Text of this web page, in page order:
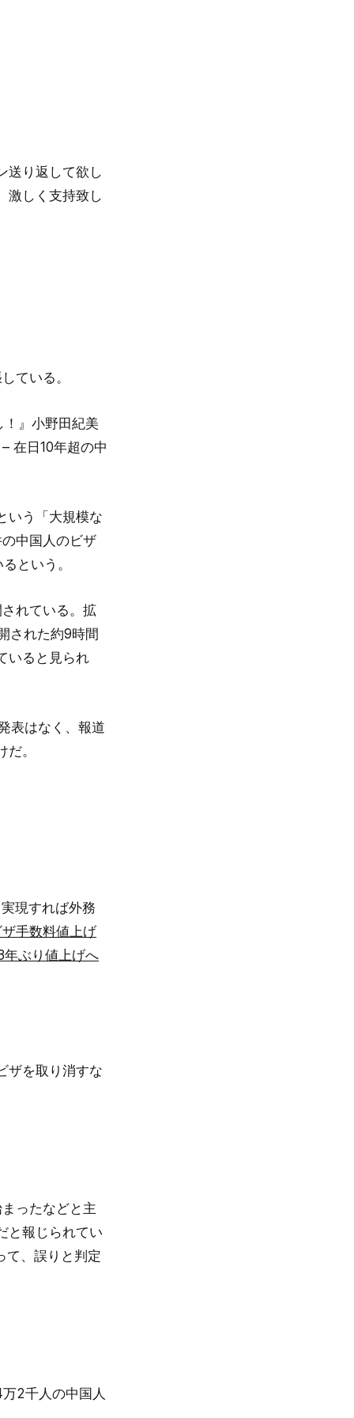
送り返して欲し
激しく支持致し
ている。
』小野田紀美
在日10年超の中
いう「大規模な
中国人のビザ
という。
れている。拡
された約9時間
いると見られ
表はなく、報道
。
現すれば外務
手数料値上げ
ぶり値上げへ
ザを取り消すな
ったなどと主
と報じられてい
て、誤りと判定
2千人の中国人